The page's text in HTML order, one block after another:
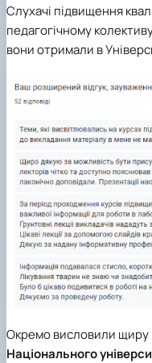
Слухачі підвищення
педагогічному
вони отримали в
Окремо висловили щиру
Національного